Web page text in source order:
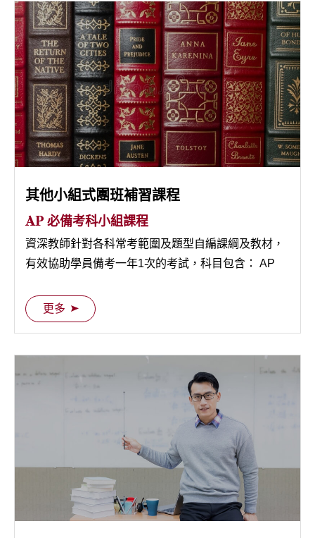
其他小組式團班補習課程
AP 必備考科小組課程
資深教師針對各科常考範圍及題型自編課綱及教材，
有效協助學員備考一年1次的考試，科目包含： AP
Economics等。
不定期開課的英文閱讀班，培養基礎閱讀能力及單字
量、認識經典名著。
論文寫作等環節，預先適應美國大一各科系必修的通
更多